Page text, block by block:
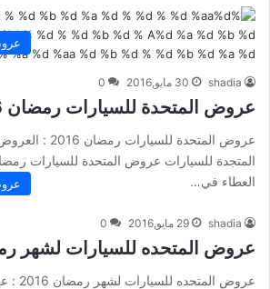
shadia 30 مايو,2016 0
عروض المتحدة للسيارات رمضان 2016
عروض المتحدة
العطاء في…
shadia 29 مايو,2016 0
عروض المتحده للسيارات لشهر
عروض